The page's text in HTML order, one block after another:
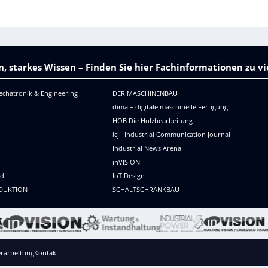
starkes Wissen – Finden Sie hier Fachinformationen zu
& Engineering
DER MASCHINENBAU
dima – digitale maschinelle Fertigung
HOB Die Holzbearbeitung
icj– Industrial Communication Journal
Industrial News Arena
inVISION
IoT Design
SCHALTSCHRANKBAU
Kontakt